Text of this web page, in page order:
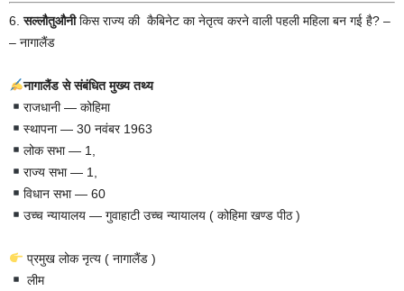
6.सल्लौतुऔनीकिस राज्य की कैबिनेट का नेतृत्व करने वाली पहली महिला बन गई है? –
– नागालैंड
नागालैंड से संबंधित मुख्य तथ्य
राजधानी — कोहिमा
स्थापना — 30 नवंबर 1963
लोक सभा — 1,
राज्य सभा — 1,
विधान सभा — 60
उच्च न्यायालय — गुवाहाटी उच्च न्यायालय ( कोहिमा खण्ड पीठ )
प्रमुख लोक नृत्य ( नागालैंड )
लीम